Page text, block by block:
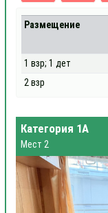
Размещение
1 взр; 1 дет
2 взр
Категория 1А
Мест 2